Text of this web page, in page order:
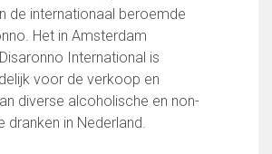
Lisse
de internationaal beroemde
Het in Amsterdam
International is
voor de verkoop en
diverse alcoholische en non-
dranken in Nederland.